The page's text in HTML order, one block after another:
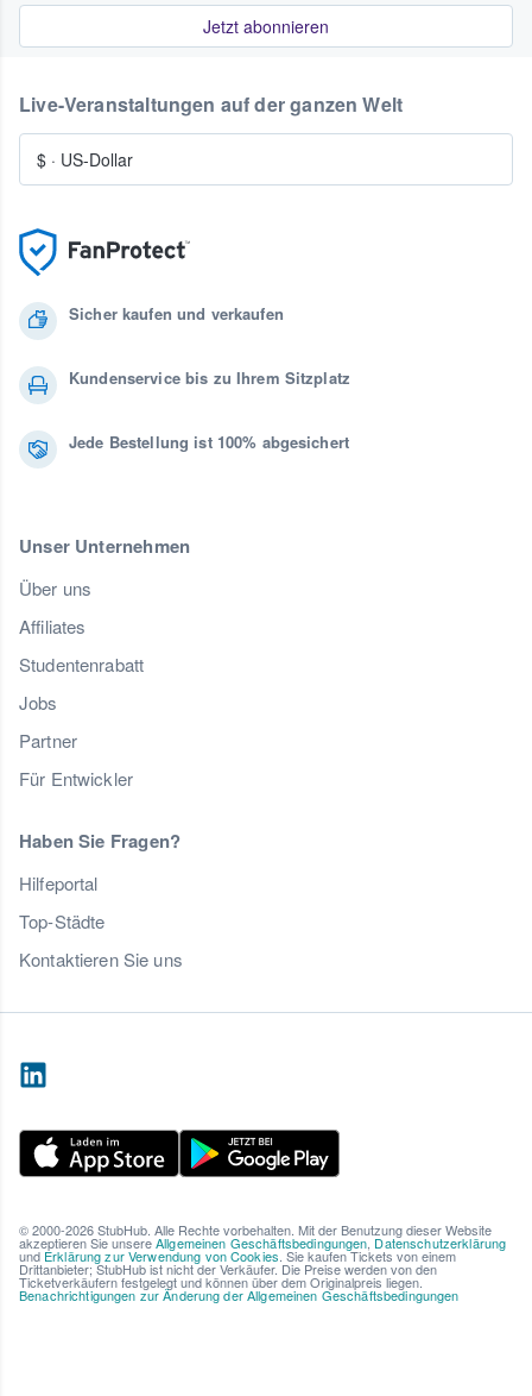
Jetzt abonnieren
Sicher kaufen und verkaufen
Kundenservice bis zu Ihrem Sitzplatz
Jede Bestellung ist 100% abgesichert
Unser Unternehmen
Über uns
Affiliates
Studentenrabatt
Jobs
Partner
Für Entwickler
Haben Sie Fragen?
Hilfeportal
Top-Städte
Kontaktieren Sie uns
Live-Veranstaltungen auf der ganzen Welt
$ · US-Dollar
© 2000-2026 StubHub. Alle Rechte vorbehalten. Mit der Benutzung dieser Website
akzeptieren Sie unsereAllgemeinen Geschäftsbedingungen Datenschutzerklärung
und Erklärung zur Verwendung von Cookies . Sie kaufen Tickets von einem
Drittanbieter; StubHub ist nicht der Verkäufer. Die Preise werden von den
Ticketverkäufern festgelegt und können über dem Originalpreis liegen.
Benachrichtigungen zur Änderung der Allgemeinen Geschäftsbedingungen